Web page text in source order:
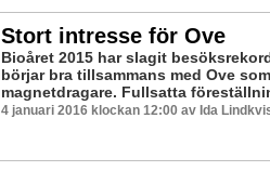
Stort intresse för Ove
Bioåret 2015 har slagit
börjar bra tillsammans med Ove
magnetdragare. Fullsatta
4 januari 2016 klockan 12:00 av Ida